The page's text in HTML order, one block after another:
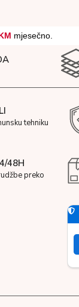
mjesečno.
tehniku
48H
preko